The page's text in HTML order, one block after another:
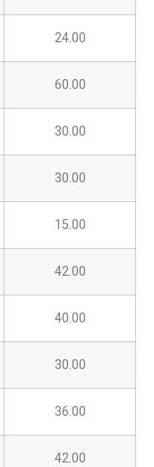
24.00
60.00
30.00
30.00
15.00
42.00
40.00
30.00
36.00
42.00